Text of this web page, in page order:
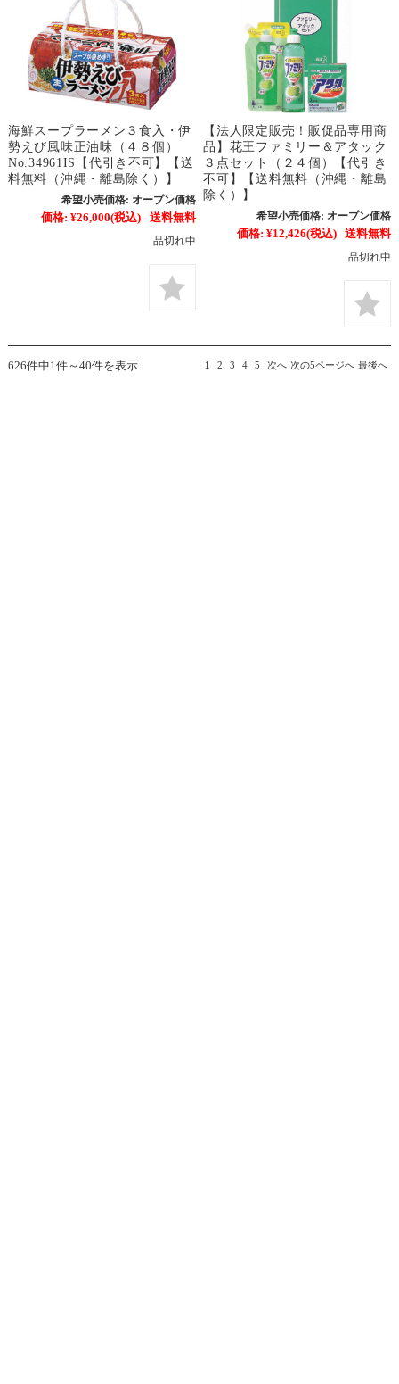
海鮮スープラーメン３食入・伊
勢えび風味正油味（４８個）
No.34961IS【代引き不可】【送
料無料（沖縄・離島除く）】
希望小売価格: オープン価格
価格: ¥26,000(税込)
送料無料
品切れ中
【法人限定販売！販促品専用商
品】花王ファミリー＆アタック
３点セット（２４個）【代引き
不可】【送料無料（沖縄・離島
除く）】
希望小売価格: オープン価格
価格: ¥12,426(税込)
送料無料
品切れ中
626件中1件～40件を表示 1 2 3 4 5 次へ 次の5ページへ 最後へ